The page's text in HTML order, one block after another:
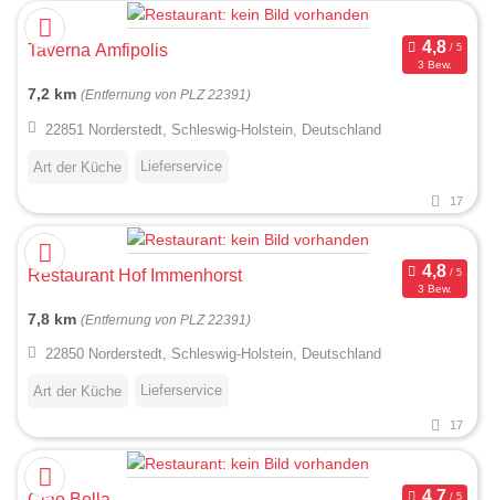
Taverna Amfipolis
3 Bew.
7,2 km (Entfernung von PLZ 22391)
22851 Norderstedt, Schleswig-Holstein, Deutschland
Art der Küche Lieferservice
17
Restaurant Hof Immenhorst
3 Bew.
7,8 km (Entfernung von PLZ 22391)
22850 Norderstedt, Schleswig-Holstein, Deutschland
Art der Küche Lieferservice
17